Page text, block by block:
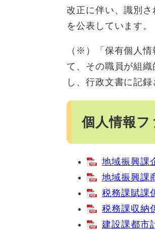
改正に伴い、識別
を公表しています。
（※）「保有個人
て、その職員が組
し、行政文書に記
個人情報フ
地域振興課
地域振興課
税務課賦課
税務課収納
建設課都市